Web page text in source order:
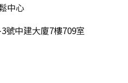
中心
號中建大廈7樓709室